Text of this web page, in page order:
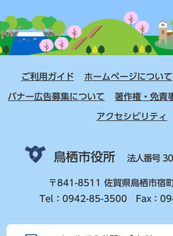
ご利用ガイド ホームページについて
バナー広告募集について 著作権・免責
アクセシビリティ
鳥栖市役所 法人番号
〒841-8511 佐賀県鳥栖市宿
Tel：0942-85-3500 Fax：